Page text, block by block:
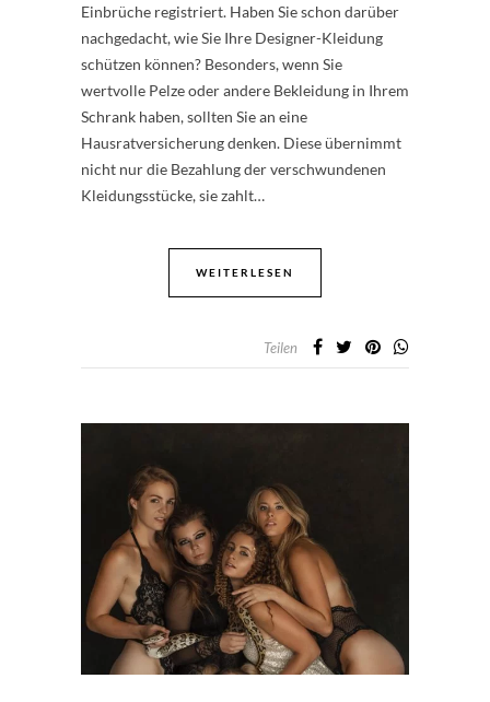
Einbrüche registriert. Haben Sie schon darüber
nachgedacht, wie Sie Ihre Designer-Kleidung
schützen können? Besonders, wenn Sie
wertvolle Pelze oder andere Bekleidung in Ihrem
Schrank haben, sollten Sie an eine
Hausratversicherung denken. Diese übernimmt
nicht nur die Bezahlung der verschwundenen
Kleidungsstücke, sie zahlt…
WEITERLESEN
Teilen